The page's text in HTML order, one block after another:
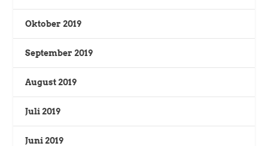
Oktober 2019
September 2019
August 2019
Juli 2019
Juni 2019